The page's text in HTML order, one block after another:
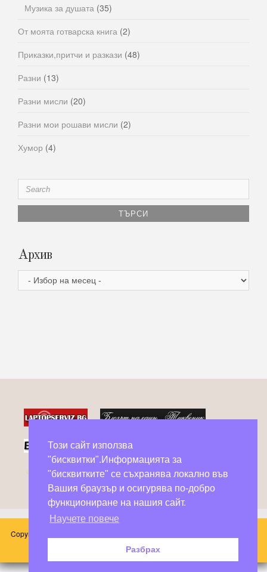
Музика за душата (35)
От моята готварска книга (2)
Приказки,притчи и разкази (48)
Разни (13)
Разни мисли (20)
Разни мои рошави мисли (2)
Хумор (4)
Search
for:
Архив
Архив
Фейсбук групи в помощ на бездомни животни
Copyright © 2026 Блог Слънчоглед. Всички произведения, публикувани в
този сайт принадлежат на техните автори.
Този сайт използва
"бисквитки".Информацията за
"бисквитките" се съхранява локално във
Вашия браузър и осигурява по-добро
функциониране на нашия сайт.
Научете повече
Разбрах